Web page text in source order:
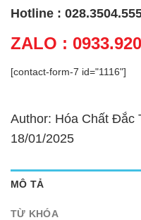
Hotline :
ZALO :
[contact-form-7 id="1116"]
Author: Hóa Chất Đắc
18/01/2025
MÔ TẢ
TỪ KHÓA